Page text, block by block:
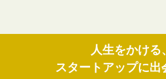
人生をかける、
スタートアップに出